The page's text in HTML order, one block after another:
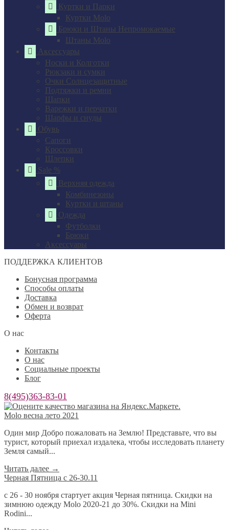
Куртки и Парки
Куртки Molo
Брюки и Штаны Непромокаемые
Штаны Molo
Аксессуары
Носки и Колготки
Рюкзаки и сумки
Очки Солнцезащитные
Подтяжки и ремни
Шапки
Варежки и перчатки
Шарфы и снуды
Обувь
Сапоги
Кроссовки
Шлепки
Sale %
Верхняя одежда
Комбинезоны
Куртки и штаны
Одежда
Футболки
Брюки
Аксессуары
ПОДДЕРЖКА КЛИЕНТОВ
Бонусная программа
Способы оплаты
Доставка
Обмен и возврат
Оферта
О нас
Контакты
О нас
Социальные проекты
Блог
8(495)363-83-01
Molo весна лето 2021
Один мир Добро пожаловать на Землю! Представьте, что вы
турист, который приехал издалека, чтобы исследовать планету
Земля самый...
Читать далее →
Черная Пятница с 26-30.11
с 26 - 30 ноября стартует акция Черная пятница. Скидки на
зимнюю одежду Molo 2020-21 до 30%. Скидки на Mini
Rodini...